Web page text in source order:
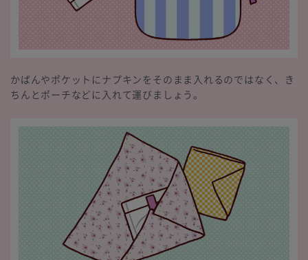
かばんやポケットにナプキンをそのまま入れるのではなく、き
ちんとポーチなどに入れて運びましょう。